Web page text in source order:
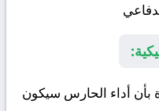
بأن أداء الحارس سيكون